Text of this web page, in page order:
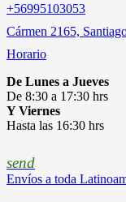
‎+56995103053
Cármen 2165,
Horario
De Lunes a Jueves
De 8:30 a 17:30 hrs
Y Viernes
Hasta las 16:30 hrs
send
Envíos a toda